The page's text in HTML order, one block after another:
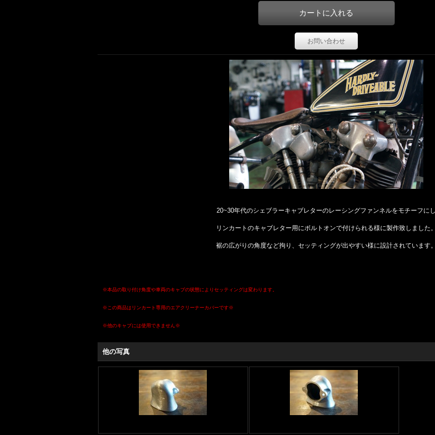
お問い合わせ
20~30年代のシェブラーキャブレターのレーシングファンネルをモチーフに
リンカートのキャブレター用にボルトオンで付けられる様に製作致しました
裾の広がりの角度など拘り、セッティングが出やすい様に設計されています
※本品の取り付け角度や車両のキャブの状態によりセッティングは変わります。
※この商品はリンカート専用のエアクリーナーカバーです※
※他のキャブには使用できません※
他の写真